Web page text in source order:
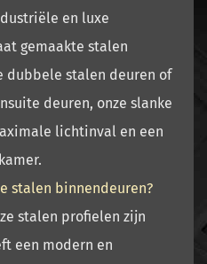
en luxe
gemaakte stalen
dubbele stalen deuren of
deuren, onze slanke
lichtinval en een
stalen binnendeuren?
stalen profielen zijn
een modern en